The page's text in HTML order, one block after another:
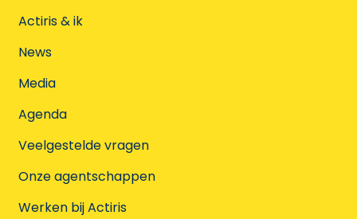
Actiris & ik
News
Media
Agenda
Veelgestelde vragen
Onze agentschappen
Werken bij Actiris